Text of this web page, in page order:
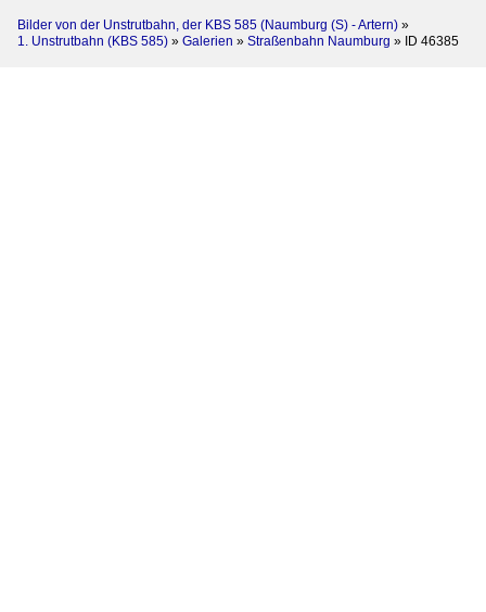
Bilder von der Unstrutbahn, der KBS 585 (Naumburg (S) - Artern) »
1. Unstrutbahn (KBS 585) » Galerien » Straßenbahn Naumburg » ID 46385